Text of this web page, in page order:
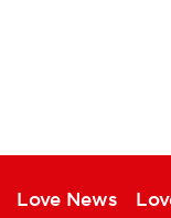
Love News